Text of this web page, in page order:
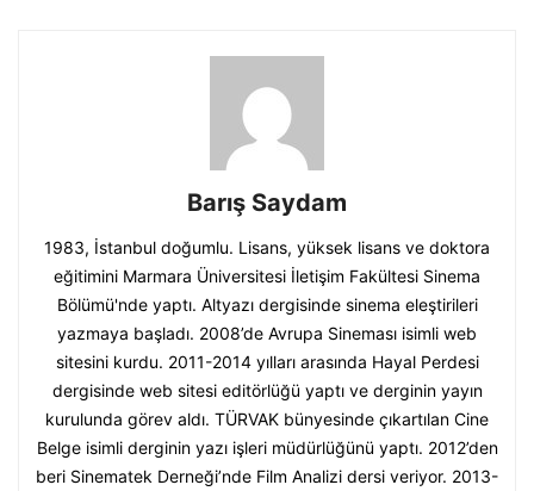
Barış Saydam
1983, İstanbul doğumlu. Lisans, yüksek lisans ve doktora
eğitimini Marmara Üniversitesi İletişim Fakültesi Sinema
Bölümü'nde yaptı. Altyazı dergisinde sinema eleştirileri
yazmaya başladı. 2008’de Avrupa Sineması isimli web
sitesini kurdu. 2011-2014 yılları arasında Hayal Perdesi
dergisinde web sitesi editörlüğü yaptı ve derginin yayın
kurulunda görev aldı. TÜRVAK bünyesinde çıkartılan Cine
Belge isimli derginin yazı işleri müdürlüğünü yaptı. 2012’den
beri Sinematek Derneği’nde Film Analizi dersi veriyor. 2013-